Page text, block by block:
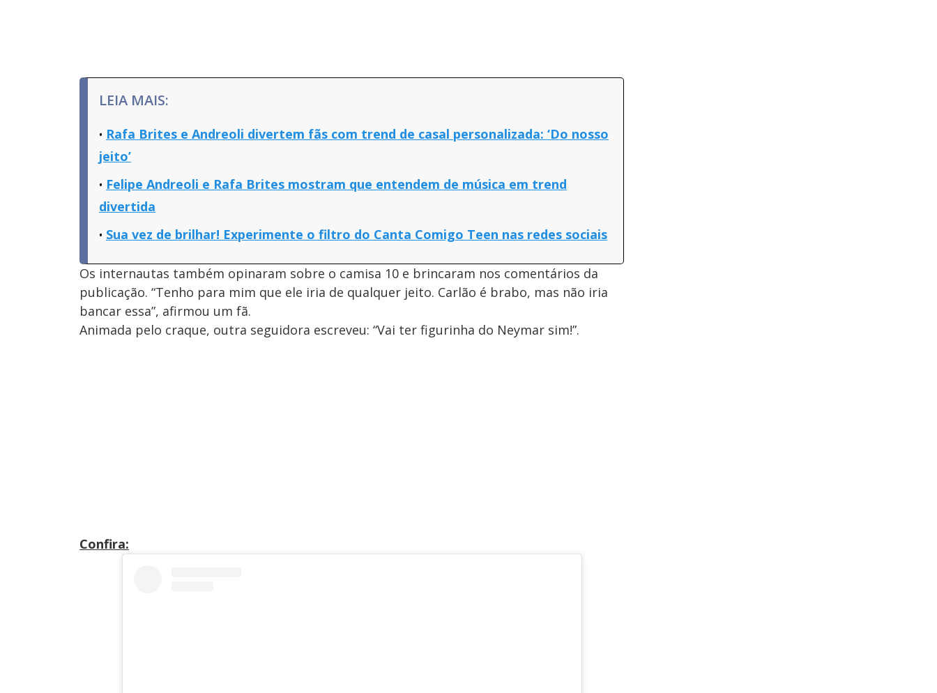
LEIA MAIS:
Rafa Brites e Andreoli divertem fãs com trend de casal personalizada: ‘Do nosso
jeito’
Felipe Andreoli e Rafa Brites mostram que entendem de música em trend
divertida
Sua vez de brilhar! Experimente o filtro do Canta Comigo Teen nas redes sociais
Os internautas também opinaram sobre o camisa 10 e brincaram nos comentários da
publicação. “Tenho para mim que ele iria de qualquer jeito. Carlão é brabo, mas não iria
bancar essa”, afirmou um fã.
Animada pelo craque, outra seguidora escreveu: “Vai ter figurinha do Neymar sim!”.
Confira: